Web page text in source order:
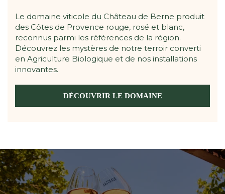
Le domaine viticole du Château de Berne produit
des Côtes de Provence rouge, rosé et blanc,
reconnus parmi les références de la région.
Découvrez les mystères de notre terroir converti
en Agriculture Biologique et de nos installations
innovantes.
DÉCOUVRIR LE DOMAINE